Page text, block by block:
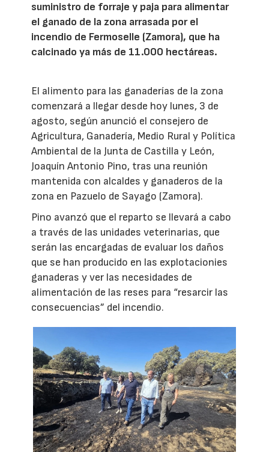
suministro de forraje y paja para alimentar
el ganado de la zona arrasada por el
incendio de Fermoselle (Zamora), que ha
calcinado ya más de 11.000 hectáreas.
El alimento para las ganaderías de la zona
comenzará a llegar desde hoy lunes, 3 de
agosto, según anunció el consejero de
Agricultura, Ganadería, Medio Rural y Política
Ambiental de la Junta de Castilla y León,
Joaquín Antonio Pino, tras una reunión
mantenida con alcaldes y ganaderos de la
zona en Pazuelo de Sayago (Zamora).
Pino avanzó que el reparto se llevará a cabo
a través de las unidades veterinarias, que
serán las encargadas de evaluar los daños
que se han producido en las explotacionies
ganaderas y ver las necesidades de
alimentación de las reses para “resarcir las
consecuencias” del incendio.